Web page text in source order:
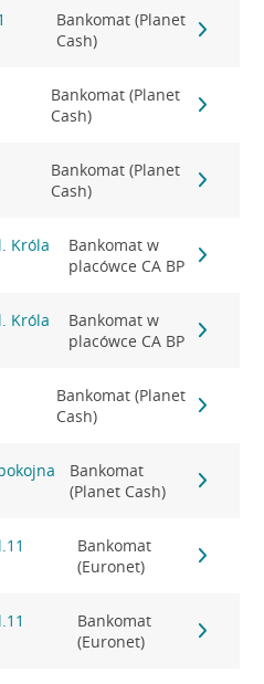
Bankomat (Planet
Cash)
Bankomat (Planet
Cash)
Bankomat (Planet
Cash)
Króla
Bankomat w
placówce CA BP
Króla
Bankomat w
placówce CA BP
Bankomat (Planet
Cash)
Bankomat
(Planet Cash)
Bankomat
(Euronet)
Bankomat
(Euronet)